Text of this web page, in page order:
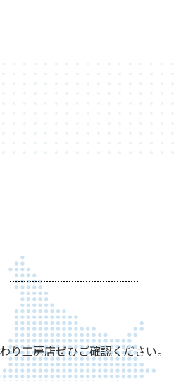
工房店ぜひご確認ください。